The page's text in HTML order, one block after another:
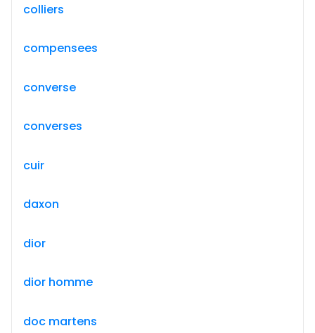
colliers
compensees
converse
converses
cuir
daxon
dior
dior homme
doc martens